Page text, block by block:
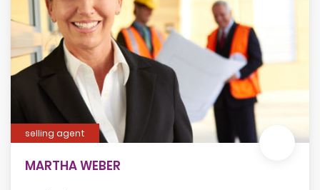
selling agent
MARTHA WEBER